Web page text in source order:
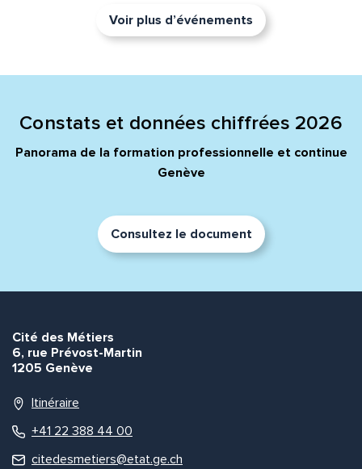
Voir plus d’événements
Constats et données chiffrées 2026
Panorama de la formation professionnelle et continue
Genève
Consultez le document
Cité des Métiers
6, rue Prévost-Martin
1205 Genève
Itinéraire
+41 22 388 44 00
citedesmetiers@etat.ge.ch